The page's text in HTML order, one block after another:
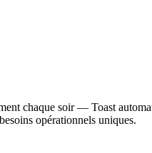
chaque soir — Toast
opérationnels uniques.